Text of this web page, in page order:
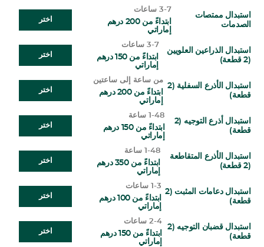
استبدال ممتصات
الصدمات
3-7 ساعات
ابتداءً من 200 درهم
إماراتي
اختر
استبدال الذراعين العلويين
(2 قطعة)
3-7 ساعات
ابتداءً من 150 درهم
إماراتي
اختر
استبدال الأذرع السفلية (2
قطعة)
من ساعة إلى ساعتين
ابتداءً من 200 درهم
إماراتي
اختر
استبدال أذرع التوجيه (2
قطعة)
1-48 ساعة
ابتداءً من 150 درهم
إماراتي
اختر
استبدال الأذرع المتقاطعة
(2 قطعة)
1-48 ساعة
ابتداءً من 350 درهم
إماراتي
اختر
استبدال دعامات المثبت (2
قطعة)
1-3 ساعات
ابتداءً من 100 درهم
إماراتي
اختر
استبدال قضبان التوجيه (2
قطعة)
2-4 ساعات
ابتداءً من 150 درهم
إماراتي
اختر